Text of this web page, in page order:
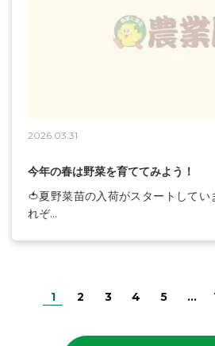
2026.03.31
今年の春は野菜を育ててみよう！
🍅夏野菜苗の入荷がスタートして
れぞ...
1 2 3 4 5 ...